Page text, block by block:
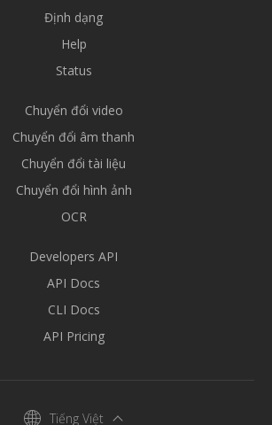
Định dạng
Help
Status
Chuyển đổi video
Chuyển đổi âm thanh
Chuyển đổi tài liệu
Chuyển đổi hình ảnh
OCR
Developers API
API Docs
CLI Docs
API Pricing
Tiếng Việt